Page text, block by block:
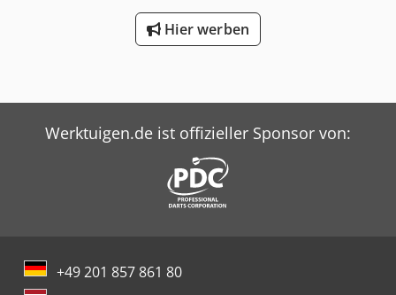
"40848 Equippo" is commonly used when looking up more
details online. 💡 Why this machine and our service stands
out: ✔ Thorough inspection by professionals ✔ Jobsite
options? We offer helpful tools and resources for all
our platform.
Hier werben
Werktuigen.de ist offizieller Sponsor von:
+49 201 857 861 80